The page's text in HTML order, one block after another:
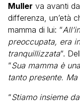
Muller va avanti
differenza, un’età
mamma di lui: “
preoccupata, era
tranquillizzata“.
“Sua mamma è
tanto presente.
“Stiamo insieme